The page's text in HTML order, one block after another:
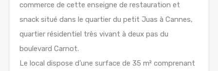
commerce de cette enseigne de restauration et
snack situé dans le quartier du petit Juas à Cannes,
quartier résidentiel très vivant à deux pas du
boulevard Carnot.
Le local dispose d’une surface de 35 m² comprenant